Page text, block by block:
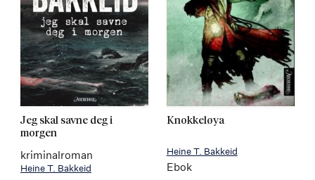
Jeg skal savne deg i
morgen
kriminalroman
Heine T. Bakkeid
Knokkeløya
Heine T. Bakkeid
Ebok